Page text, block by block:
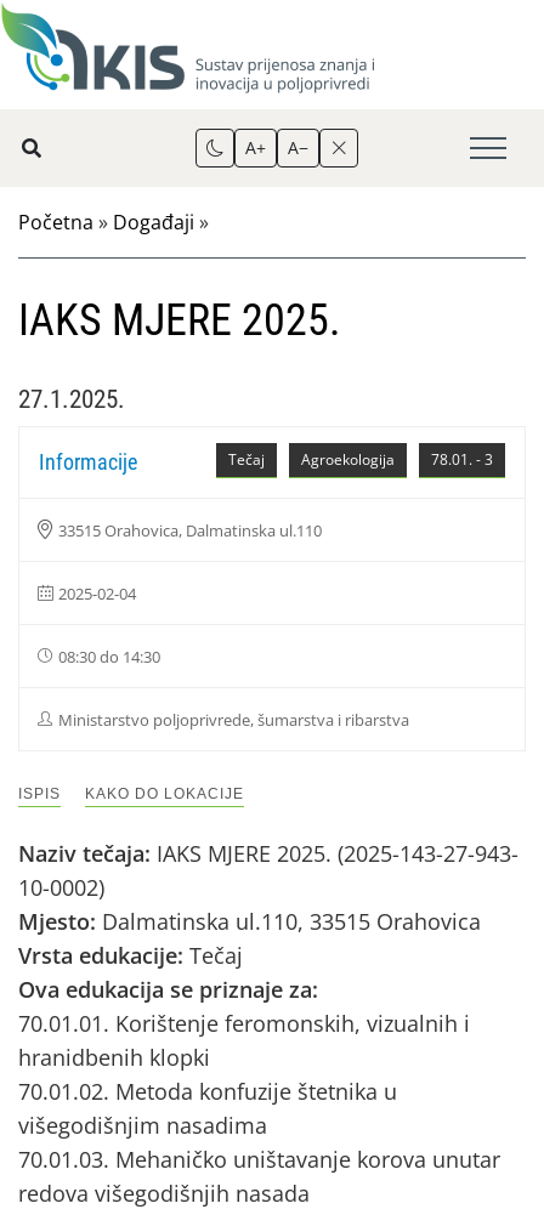
A+ A−
Početna » Događaji »
IAKS MJERE 2025.
27.1.2025.
78.01. - 3
Agroekologija
Tečaj
Informacije
33515 Orahovica, Dalmatinska ul.110
2025-02-04
08:30 do 14:30
Ministarstvo poljoprivrede, šumarstva i ribarstva
ISPIS KAKO DO LOKACIJE
Naziv tečaja: IAKS MJERE 2025. (2025-143-27-943-
10-0002)
Mjesto: Dalmatinska ul.110, 33515 Orahovica
Vrsta edukacije: Tečaj
Ova edukacija se priznaje za:
70.01.01. Korištenje feromonskih, vizualnih i
hranidbenih klopki
70.01.02. Metoda konfuzije štetnika u
višegodišnjim nasadima
70.01.03. Mehaničko uništavanje korova unutar
redova višegodišnjih nasada